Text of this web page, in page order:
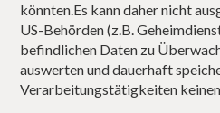
könnten.Es kann daher nicht
US-Behörden (z.B.
befindlichen Daten zu
auswerten und dauerhaft
Verarbeitungstätigkeiten